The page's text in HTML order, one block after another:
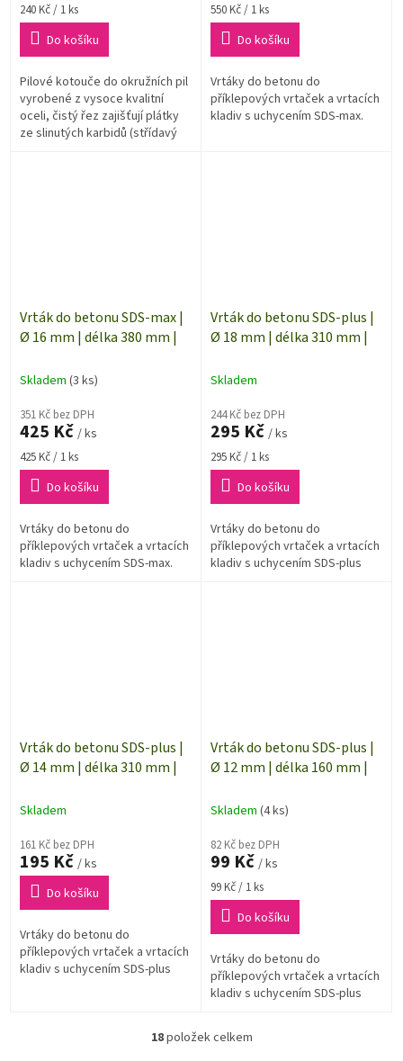
Měrná
cena:
240 Kč / 1 ks
Do košíku
Pilové kotouče do okružních pil
vyrobené z vysoce kvalitní
oceli, čistý řez zajišťují plátky
ze slinutých karbidů (střídavý
Měrná
cena:
550 Kč / 1 ks
Do košíku
Vrtáky do betonu do
příklepových vrtaček a vrtacích
kladiv s uchycením SDS-max.
Vrták do betonu SDS-max |
Ø 16 mm | délka 380 mm |
Skladem (3 ks)
351 Kč bez DPH
425 Kč / ks
Měrná
cena:
425 Kč / 1 ks
Do košíku
Vrtáky do betonu do
příklepových vrtaček a vrtacích
kladiv s uchycením SDS-max.
Vrták do betonu SDS-plus |
Ø 18 mm | délka 310 mm |
Skladem
244 Kč bez DPH
295 Kč / ks
Měrná
cena:
295 Kč / 1 ks
Do košíku
Vrtáky do betonu do
příklepových vrtaček a vrtacích
kladiv s uchycením SDS-plus
Vrták do betonu SDS-plus |
Ø 14 mm | délka 310 mm |
Skladem
161 Kč bez DPH
195 Kč / ks
Do košíku
Vrtáky do betonu do
příklepových vrtaček a vrtacích
kladiv s uchycením SDS-plus
Vrták do betonu SDS-plus |
Ø 12 mm | délka 160 mm |
Skladem (4 ks)
82 Kč bez DPH
99 Kč / ks
Měrná
cena:
99 Kč / 1 ks
Do košíku
Vrtáky do betonu do
příklepových vrtaček a vrtacích
kladiv s uchycením SDS-plus
O
18položek celkem